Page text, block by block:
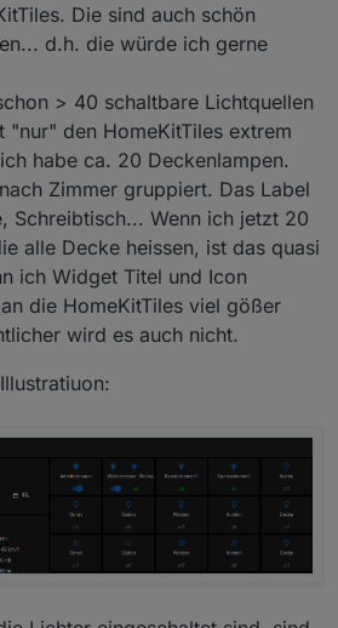
Die sind auch schön
d.h. die würde ich gerne
> 40 schaltbare Lichtquellen
"nur" den HomeKitTiles extrem
habe ca. 20 Deckenlampen.
Zimmer gruppiert. Das Label
Schreibtisch... Wenn ich jetzt 20
alle Decke heissen, ist das quasi
ich Widget Titel und Icon
die HomeKitTiles viel gößer
wird es auch nicht.